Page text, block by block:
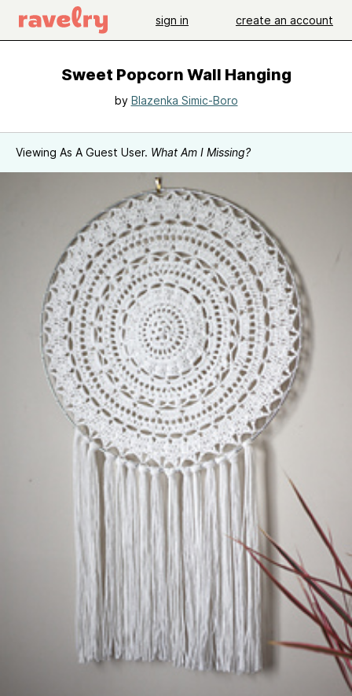
sign in create an account
Sweet Popcorn Wall Hanging
by Blazenka Simic-Boro
Viewing As A Guest User. What Am I Missing?